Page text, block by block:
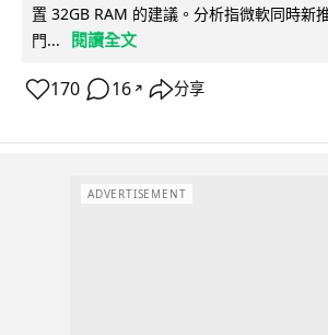
置 32GB RAM 的建議。分析指微軟同時新
門...
閱讀全文
170 16 ↗ 分享
ADVERTISEMENT